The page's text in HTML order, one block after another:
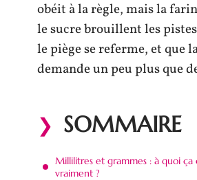
obéit à la règle, mais la
le sucre brouillent les
le piège se referme, et que
demande un peu plus que
SOMMAIRE
Millilitres et grammes : à quoi ça
vraiment ?